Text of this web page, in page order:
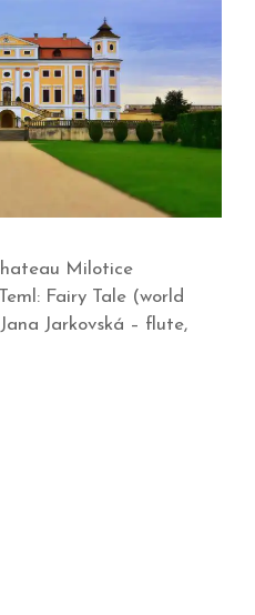
Milotice
Fairy Tale (world
Jarkovská – flute,